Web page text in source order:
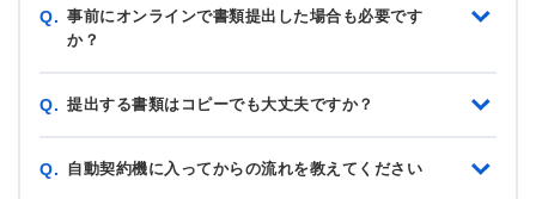
Q. 事前にオンラインで書類提出した場合も必要です
か？
Q. 提出する書類はコピーでも大丈夫ですか？
Q. 自動契約機に入ってからの流れを教えてください